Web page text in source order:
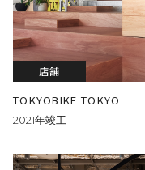
店舗
TOKYOBIKE TOKYO
2021年竣工